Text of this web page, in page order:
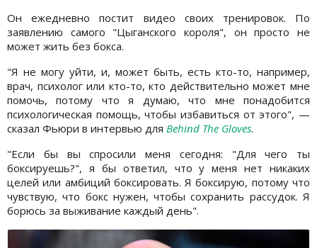
Он ежедневно постит видео своих тренировок. По
заявлению самого "Цыганского короля", он просто не
может жить без бокса.
"Я не могу уйти, и, может быть, есть кто-то, например,
врач, психолог или кто-то, кто действительно может мне
помочь, потому что я думаю, что мне понадобится
психологическая помощь, чтобы избавиться от этого", —
сказал Фьюри в интервью для Behind The Gloves.
"Если бы вы спросили меня сегодня: "Для чего ты
боксируешь?", я бы ответил, что у меня нет никаких
целей или амбиций боксировать. Я боксирую, потому что
чувствую, что бокс нужен, чтобы сохранить рассудок. Я
борюсь за выживание каждый день".